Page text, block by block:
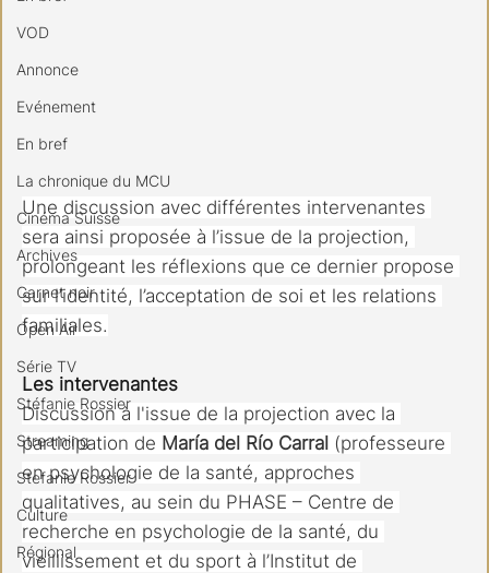
VOD
Annonce
Evénement
En bref
La chronique du MCU
Cinéma Suisse
Archives
Carnet noir
Open Air
Série TV
Stéfanie Rossier
Streaming
Stefanie Rossier
Culture
Régional
Une discussion avec différentes intervenantes
sera ainsi proposée à l’issue de la projection,
prolongeant les réflexions que ce dernier propose
sur l’identité, l’acceptation de soi et les relations
familiales.
Les intervenantes
Discussion à l'issue de la projection avec la
participation de María del Río Carral (professeure
en psychologie de la santé, approches
qualitatives, au sein du PHASE – Centre de
recherche en psychologie de la santé, du
vieillissement et du sport à l’Institut de